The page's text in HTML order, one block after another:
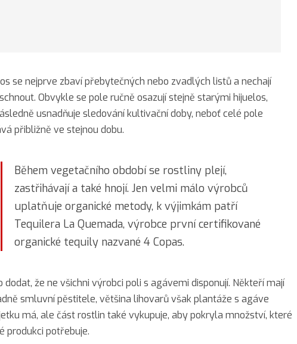
se nejprve zbaví přebytečných nebo zvadlých listů a nechají
Obvykle se pole ručně osazují stejně starými hijuelos,
usnadňuje sledování kultivační doby, neboť celé pole
přibližně ve stejnou dobu.
Během vegetačního období se rostliny plejí,
zastřihávají a také hnojí. Jen velmi málo výrobců
uplatňuje organické metody, k výjimkám patří
Tequilera La Quemada, výrobce první certifikované
organické tequily nazvané 4 Copas.
dodat, že ne všichni výrobci poli s agávemi disponují. Někteří mají
smluvní pěstitele, většina lihovarů však plantáže s agáve
má, ale část rostlin také vykupuje, aby pokryla množství, které
produkci potřebuje.